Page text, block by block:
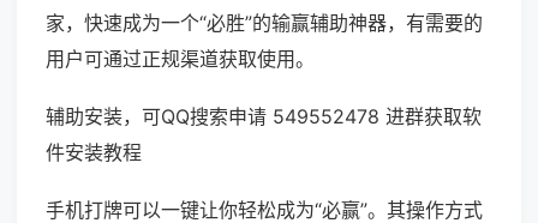
家，快速成为一个“必胜”的输赢辅助神器，有需要的
用户可通过正规渠道获取使用。
辅助安装，可QQ搜索申请 549552478 进群获取软
件安装教程
手机打牌可以一键让你轻松成为“必赢”。其操作方式